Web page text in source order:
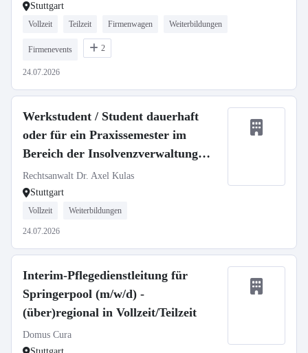
Stuttgart
Vollzeit Teilzeit Firmenwagen Weiterbildungen
Firmenevents 2
24.07.2026
Werkstudent / Student dauerhaft
oder für ein Praxissemester im
Bereich der Insolvenzverwaltung
(m/w/d)
Rechtsanwalt Dr. Axel Kulas
Stuttgart
Vollzeit Weiterbildungen
24.07.2026
Interim-Pflegedienstleitung für
Springerpool (m/w/d) -
(über)regional in Vollzeit/Teilzeit
Domus Cura